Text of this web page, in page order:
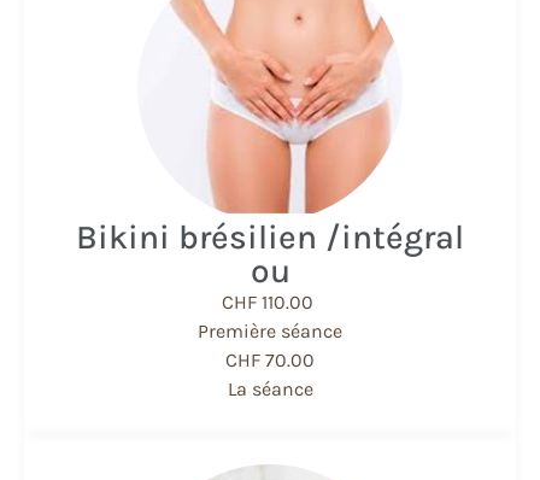
Bikini brésilien / ​​intégral
ou
CHF 110.00
Première séance
CHF 70.00
La séance